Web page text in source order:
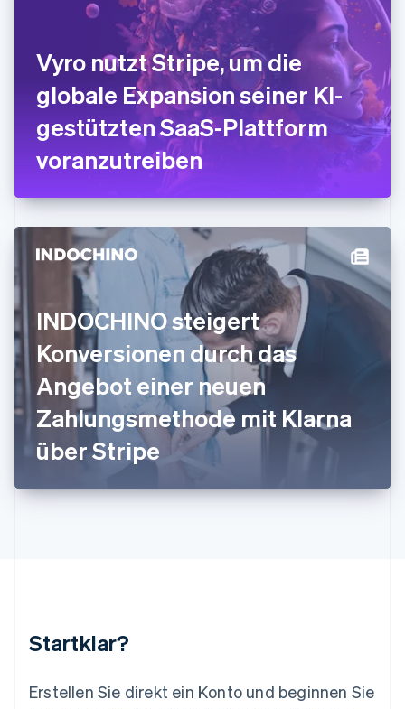
Vyro nutzt Stripe, um die
globale Expansion seiner KI-
gestützten SaaS-Plattform
voranzutreiben
INDOCHINO steigert
Konversionen durch das
Angebot einer neuen
Zahlungsmethode mit Klarna
über Stripe
Startklar?
Erstellen Sie direkt ein Konto und beginnen Sie
FrançaisEnglish
Gibraltar
Griechenland
English
Indien
English
Irland
English
Japan
日本語English
Kanada
EnglishFrançais
Kroatien
EnglishItaliano
Lettland
English
Liechtenstein
Deutsch
Litauen
English
Luxemburg
FrançaisDeutschEnglish
Malaysia
Malta
Nederlands English
Norwegen
Österreich